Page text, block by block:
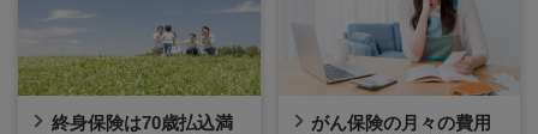
終身保険は70歳払込満
がん保険の月々の費用